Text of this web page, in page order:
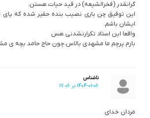
گرانقدر (فخرالشیعه) در قید حیات هستن.
این توفیق چن باری نصیب بنده حقیر شده که پای
ایشان باشم.
واقعا این استاد تکرارنشدنی هس
بازم پرچم ما مشهدی بالاس،چون حاج حامد بچه ی
ناشناس
1404-01-06 در 17:06
مردان خدای